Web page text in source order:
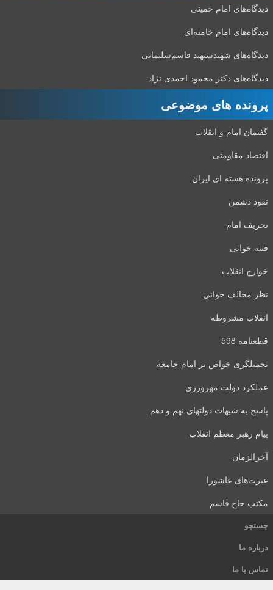
دیدگاه‌های امام خمینی
دیدگاه‌های امام خامنه‌ای
دیدگاه‌های شهید‌سپهبد قاسم‌سلیمانی
دیدگاه‌های دکتر محمود احمدی نژاد
پرونده های موضوعی
گفتمان امام و انقلاب
اقتصاد مقاومتی
پرونده هسته ای ایران
نفوذ دشمن
تحریف امام
فتنه خوانی
خوارج انقلاب
نظر مخالف خوانی
انقلاب مشروطه
قطعنامه 598
تحمیلگری خواص بر امام جامعه
عملکرد دولت مهرورزی
پاسخ به شبهات دولتهای نهم و دهم
پیام رهبر معظم انقلاب
آخرالزمان
عبرت‌های عاشورا
مکتب حاج قاسم
جستجو
درباره ما
تماس با ما